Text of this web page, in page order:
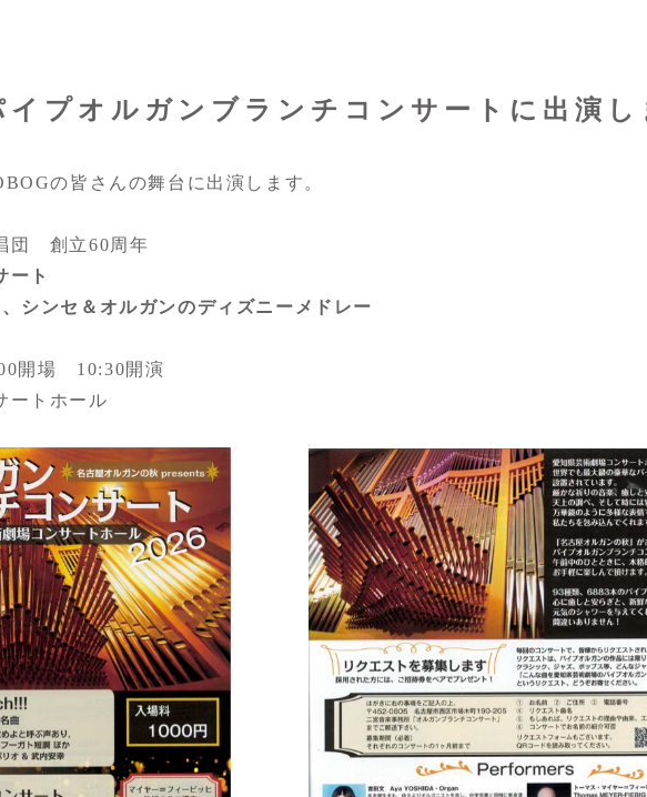
プオルガンブランチコンサートに出演し
の皆さんの舞台に出演します。
団 創立60周年
ート
シンセ＆オルガンのディズニーメドレー
開場 10:30開演
トホール